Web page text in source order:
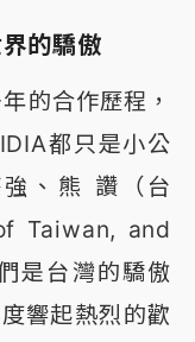
的驕傲
的合作歷程，
都只是小公
、熊 讚（台
Taiwan, and
是台灣的驕傲
響起熱烈的歡